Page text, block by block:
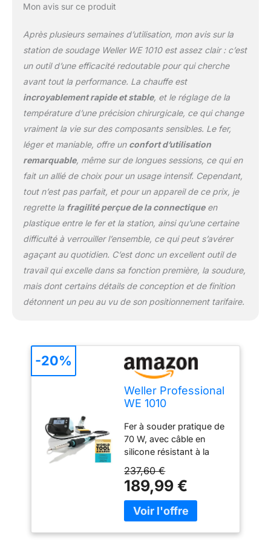
qu’une navigation
intuitive grâce à toutes
les fonctions logicielles.
Cet appareil est doté de
fonctions innovantes
telles qu’une navigation
intuitive, un mode veille
et la fonction de retrait
également les pannes à
souder chaudes à la
main sans outil
supplémentaire en
en plastique sur le fer à
souder. Le fer à souder
et les pannes Weller
d’origine offrent les
meilleures performances
et une durée de vie
exceptionnelle.
Mon avis sur ce produit
Après plusieurs semaines d’utilisation, mon avis sur la
station de soudage Weller WE 1010 est assez clair : c’est
un outil d’une efficacité redoutable pour qui cherche
avant tout la performance. La chauffe est
incroyablement rapide et stable, et le réglage de la
température d’une précision chirurgicale, ce qui change
vraiment la vie sur des composants sensibles. Le fer,
léger et maniable, offre un confort d’utilisation
remarquable, même sur de longues sessions, ce qui en
fait un allié de choix pour un usage intensif. Cependant,
tout n’est pas parfait, et pour un appareil de ce prix, je
regrette la fragilité perçue de la connectiqueen
plastique entre le fer et la station, ainsi qu’une certaine
difficulté à verrouiller l’ensemble, ce qui peut s’avérer
agaçant au quotidien. C’est donc un excellent outil de
travail qui excelle dans sa fonction première, la soudure,
mais dont certains détails de conception et de finition
détonnent un peu au vu de son positionnement tarifaire.
Weller Professional
WE 1010
Station de Soudage
Numérique à 1
Canal, 70 W/230 V,
Plage de
Température 100 °C
– 450 °C, Bleu
Fer à souder pratique de
70 W, avec câble en
silicone résistant à la
manipulation sûre. La
stabilité de la
température (+/-2 °C) et
le verrouillage de la
237,60 €
189,99 €
-20%